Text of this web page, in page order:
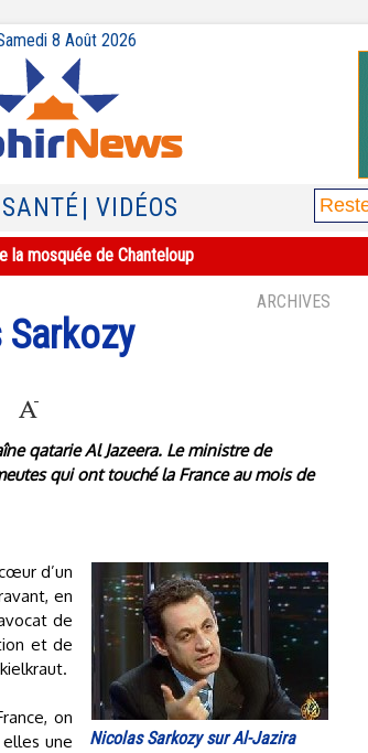
8 Août 2026
| SANTÉ | VIDÉOS
la mosquée de Chanteloup
ARCHIVES
qatarie Al Jazeera. Le ministre de
qui ont touché la France au mois de
Nicolas Sarkozy sur Al-Jazira
d’un
en
de
et de
on
une